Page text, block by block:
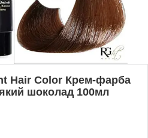
Hair Color Крем-фарба
шоколад 100мл